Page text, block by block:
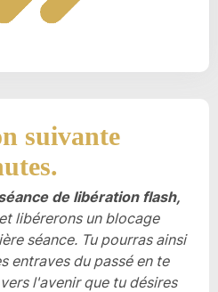
suivante
de libération flash,
libérerons un blocage
séance. Tu pourras ainsi
entraves du passé en te
l'avenir que tu désires